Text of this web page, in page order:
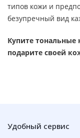
типов кожи и
безупречный вид
Купите тональные
подарите своей
Удобный сервис